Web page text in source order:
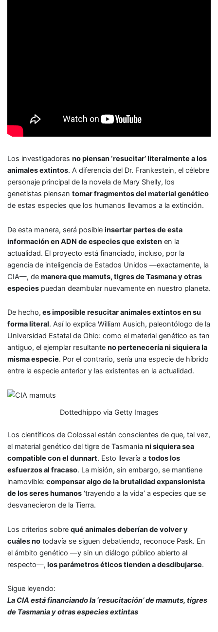
Los investigadores no piensan ‘resucitar’ literalmente a los
animales extintos. A diferencia del Dr. Frankestein, el célebre
personaje principal de la novela de Mary Shelly, los
genetistas piensan tomar fragmentos del material genético
de estas especies que los humanos llevamos a la extinción.
De esta manera, será posible insertar partes de esta
información en ADN de especies que existen en la
actualidad. El proyecto está financiado, incluso, por la
agencia de inteligencia de Estados Unidos —exactamente, la
CIA—, de manera que mamuts, tigres de Tasmana y otras
especies puedan deambular nuevamente en nuestro planeta.
De hecho, es imposible resucitar animales extintos en su
forma literal. Así lo explica William Ausich, paleontólogo de la
Universidad Estatal de Ohio: como el material genético es tan
antiguo, el ejemplar resultante no pertenecería ni siquiera la
misma especie. Por el contrario, sería una especie de híbrido
entre la especie anterior y las existentes en la actualidad.
Dottedhippo via Getty Images
Los científicos de Colossal están conscientes de que, tal vez,
el material genético del tigre de Tasmania ni siquiera sea
compatible con el dunnart. Esto llevaría a todos los
esfuerzos al fracaso. La misión, sin embargo, se mantiene
inamovible: compensar algo de la brutalidad expansionista
de los seres humanos ‘trayendo a la vida’ a especies que se
desvanecieron de la Tierra.
Los criterios sobre qué animales deberían de volver y
cuáles no todavía se siguen debatiendo, reconoce Pask. En
el ámbito genético —y sin un diálogo público abierto al
respecto—, los parámetros éticos tienden a desdibujarse.
Sigue leyendo:
La CIA está financiando la ‘resucitación’ de mamuts, tigres
de Tasmania y otras especies extintas